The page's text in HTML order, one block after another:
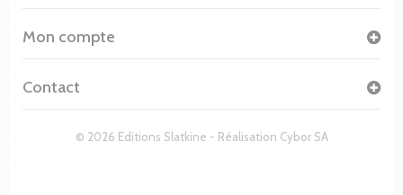
© 2026 Editions Slatkine - Réalisation Cybor SA
Mon compte
Contact